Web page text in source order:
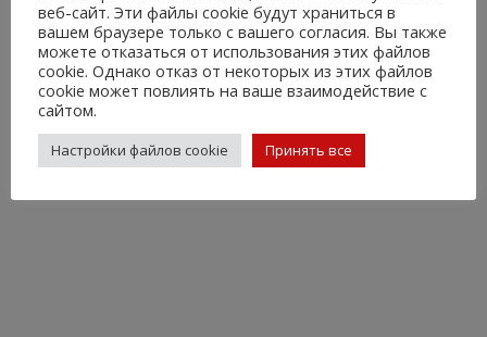
партнеров по сотрудничеству.
Закажите обзор рынка
веб-сайт. Эти файлы cookie будут храниться в
вашем браузере только с вашего согласия. Вы также
можете отказаться от использования этих файлов
cookie. Однако отказ от некоторых из этих файлов
cookie может повлиять на ваше взаимодействие с
сайтом.
Настройки файлов cookie Принять все